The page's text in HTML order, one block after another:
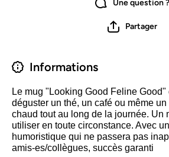
Une question ?
Partager
Informations
Le mug "Looking Good Feline
déguster un thé, un café ou même
chaud tout au long de la journée. Un
utiliser en toute circonstance. Avec
humoristique qui ne passera pas
amis-es/collègues, succès garanti